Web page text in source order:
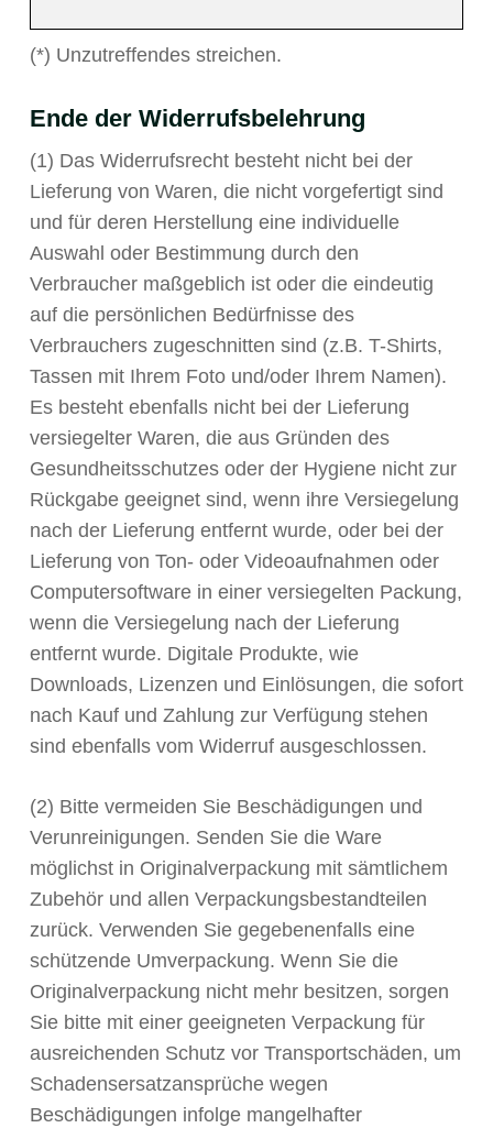
(*) Unzutreffendes streichen.
Ende der Widerrufsbelehrung
(1) Das Widerrufsrecht besteht nicht bei der
Lieferung von Waren, die nicht vorgefertigt sind
und für deren Herstellung eine individuelle
Auswahl oder Bestimmung durch den
Verbraucher maßgeblich ist oder die eindeutig
auf die persönlichen Bedürfnisse des
Verbrauchers zugeschnitten sind (z.B. T-Shirts,
Tassen mit Ihrem Foto und/oder Ihrem Namen).
Es besteht ebenfalls nicht bei der Lieferung
versiegelter Waren, die aus Gründen des
Gesundheitsschutzes oder der Hygiene nicht zur
Rückgabe geeignet sind, wenn ihre Versiegelung
nach der Lieferung entfernt wurde, oder bei der
Lieferung von Ton- oder Videoaufnahmen oder
Computersoftware in einer versiegelten Packung,
wenn die Versiegelung nach der Lieferung
entfernt wurde. Digitale Produkte, wie
Downloads, Lizenzen und Einlösungen, die sofort
nach Kauf und Zahlung zur Verfügung stehen
sind ebenfalls vom Widerruf ausgeschlossen.
(2) Bitte vermeiden Sie Beschädigungen und
Verunreinigungen. Senden Sie die Ware
möglichst in Originalverpackung mit sämtlichem
Zubehör und allen Verpackungsbestandteilen
zurück. Verwenden Sie gegebenenfalls eine
schützende Umverpackung. Wenn Sie die
Originalverpackung nicht mehr besitzen, sorgen
Sie bitte mit einer geeigneten Verpackung für
ausreichenden Schutz vor Transportschäden, um
Schadensersatzansprüche wegen
Beschädigungen infolge mangelhafter